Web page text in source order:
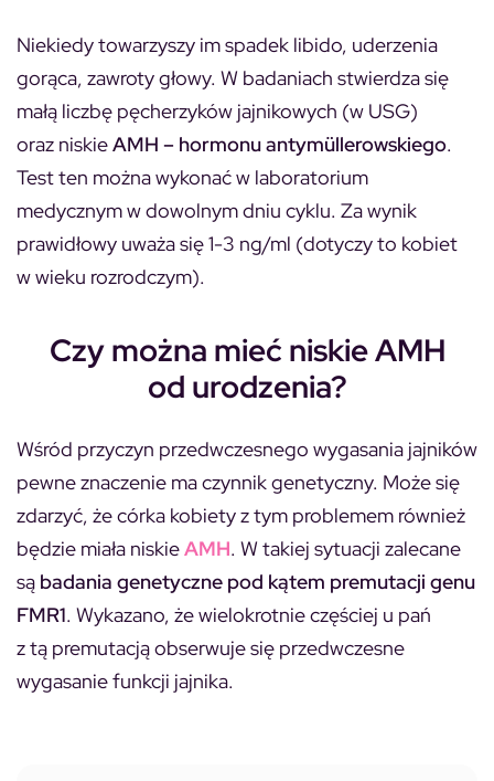
Niekiedy towarzyszy im spadek libido, uderzenia
gorąca, zawroty głowy. W badaniach stwierdza się
małą liczbę pęcherzyków jajnikowych (w USG)
oraz niskieAMH – hormonuantymüllerowskiego.
Test ten można wykonać w laboratorium
medycznym w dowolnym dniu cyklu. Za wynik
prawidłowy uważa się 1-3 ng/ml (dotyczy to kobiet
w wieku rozrodczym).
Czy można mieć niskie AMH
od urodzenia?
Wśród przyczyn przedwczesnego wygasania jajników
pewne znaczenie ma czynnik genetyczny. Może się
zdarzyć, że córka kobiety z tym problemem również
będzie miała niskieAMH. W takiej sytuacji zalecane
są badania genetyczne pod kątem premutacji genu
FMR1. Wykazano, że wielokrotnie częściej u pań
z tą premutacją obserwuje się przedwczesne
wygasanie funkcji jajnika.